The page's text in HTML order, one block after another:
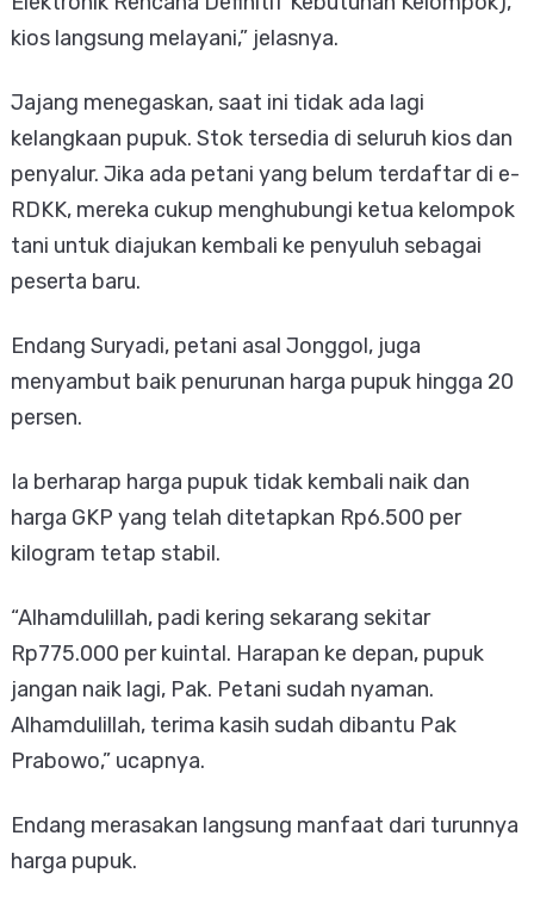
kios langsung melayani,” jelasnya.
Jajang menegaskan, saat ini tidak ada lagi
kelangkaan pupuk. Stok tersedia di seluruh kios dan
penyalur. Jika ada petani yang belum terdaftar di e-
RDKK, mereka cukup menghubungi ketua kelompok
tani untuk diajukan kembali ke penyuluh sebagai
peserta baru.
Endang Suryadi, petani asal Jonggol, juga
menyambut baik penurunan harga pupuk hingga 20
persen.
Ia berharap harga pupuk tidak kembali naik dan
harga GKP yang telah ditetapkan Rp6.500 per
kilogram tetap stabil.
“Alhamdulillah, padi kering sekarang sekitar
Rp775.000 per kuintal. Harapan ke depan, pupuk
jangan naik lagi, Pak. Petani sudah nyaman.
Alhamdulillah, terima kasih sudah dibantu Pak
Prabowo,” ucapnya.
Endang merasakan langsung manfaat dari turunnya
harga pupuk.